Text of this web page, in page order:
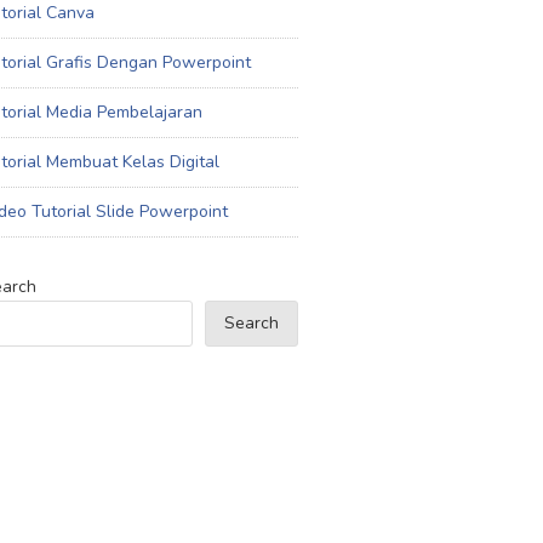
Canva
Grafis Dengan Powerpoint
Media Pembelajaran
Membuat Kelas Digital
Tutorial Slide Powerpoint
Search